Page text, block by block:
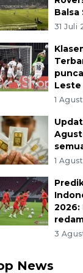
Balsa
31 Juli
Leste
1
1
2026:
3
News